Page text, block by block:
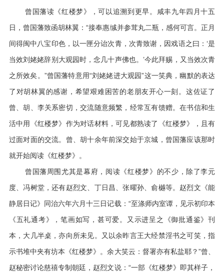
曾国藩读《红楼梦》，可以追溯到更早。咸丰九年四月十五
日，曾国藩致函胡林翼：“接奉惠缄并参茸丸二瓶，感何可言。正月
间得闽中八宝印色，以一匣分诒次青，次青致谢，因戏语之曰：‘是
当效刘姥姥辞别大观园时，念几十声佛也。’今此拜赐，又当效次青
之所效矣。”曾国藩特意用“刘姥姥进大观园”这一笑典，幽默的表达
了对胡林翼的感谢，希望艰难困苦的老朋友开心一刻。这佐证了
曾、胡、李关系密切，交流随意频繁，经常互有馈赠。在书信和生
活中用《红楼梦》作为对话材料，可见都熟读了《红楼梦》，且有
过面对面的交流。曾、胡十余年前深交始于京城，曾国藩应该那时
就开始阅读《红楼梦》。
曾国藩周围尤其是幕府，阅读《红楼梦》的不少，除了李元
度、冯树堂，还有赵烈文、丁日昌、张曜孙、俞樾等。赵烈文《能
静居日记》同治六年六月十三日记载：“至涤师内室谭，见示初印本
《五礼通考》，笔画如写，甚可爱。又示进呈之《御批通鉴》刊
本，大几半桌，亦向所未见。又以余昨言王大经禁淫书之可笑，指
示书堆中夹有坊本《红楼梦》。余大笑云：督署亦有私盐耶？”曾、
赵秘密讨论慈禧专制朝廷，赵烈文说：“一部《红楼梦》即其样子，